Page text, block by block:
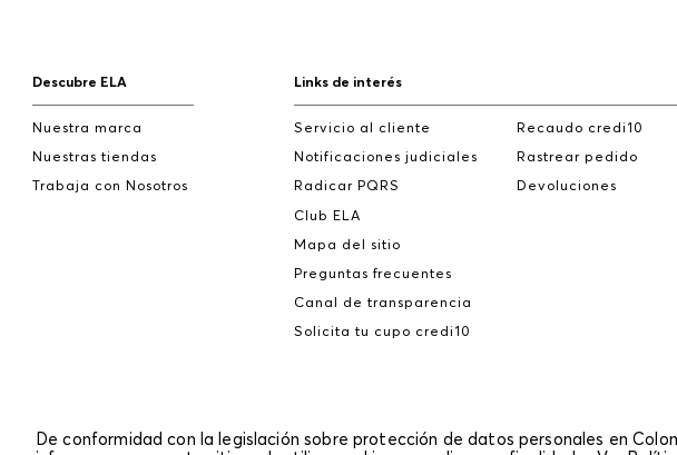
Descubre ELA
Nuestra marca
Nuestras tiendas
Trabaja con Nosotros
Links de interés
Servicio al cliente
Notificaciones judiciales
Radicar PQRS
Club ELA
Mapa del sitio
Preguntas frecuentes
Canal de transparencia
Solicita tu cupo credi10
Recaudo credi10
Rastrear pedido
Devoluciones
De conformidad con la legislación sobre protección de datos personales en